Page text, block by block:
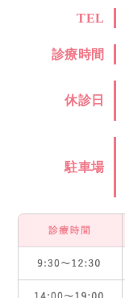
TEL
診療時間
休診日
駐車場